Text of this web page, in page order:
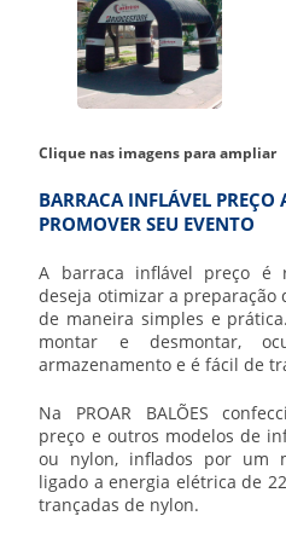
Clique nas imagens para ampliar
BARRACA INFLÁVEL PREÇO
PROMOVER SEU EVENTO
A barraca inflável preço é
deseja otimizar a preparação
de maneira simples e
montar e desmontar,
armazenamento e é fácil de
Na PROAR BALÕES
preço e outros modelos de
ou nylon, inflados por um
ligado a energia elétrica de
trançadas de nylon.